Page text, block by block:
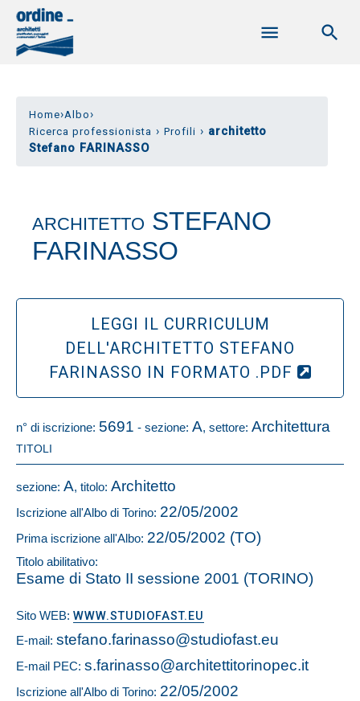
Home›Albo›
Ricerca professionista › Profili › architetto
Stefano FARINASSO
ARCHITETTO STEFANO
FARINASSO
LEGGI IL CURRICULUM
DELL'ARCHITETTO STEFANO
FARINASSO IN FORMATO .PDF
n° di iscrizione: 5691 - sezione: A, settore: Architettura
TITOLI
sezione: A, titolo: Architetto
Iscrizione all'Albo di Torino: 22/05/2002
Prima iscrizione all'Albo: 22/05/2002 (TO)
Titolo abilitativo:
Esame di Stato II sessione 2001 (TORINO)
Sito WEB: WWW.STUDIOFAST.EU
E-mail: stefano.farinasso@studiofast.eu
E-mail PEC: s.farinasso@architettitorinopec.it
Iscrizione all'Albo di Torino: 22/05/2002